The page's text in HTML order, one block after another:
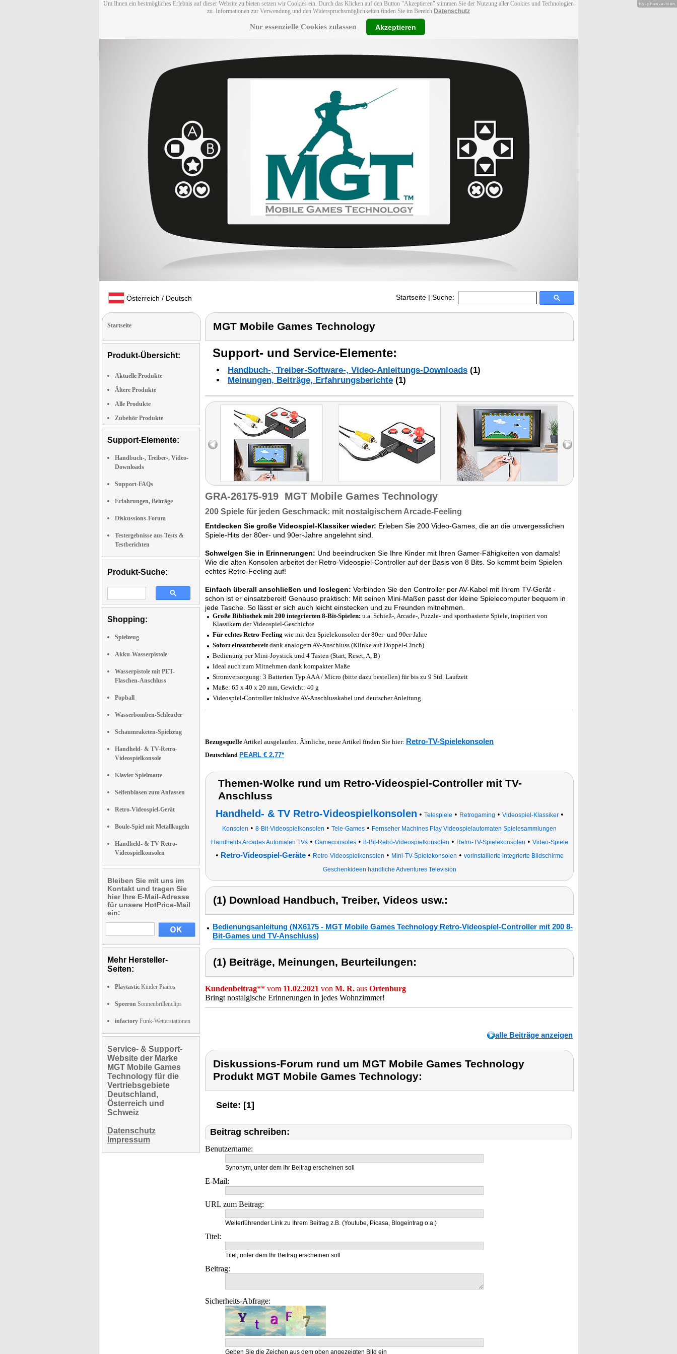
Um Ihnen ein bestmögliches Erlebnis auf dieser Website zu bieten setzen wir Cookies ein. Durch das Klicken auf den Button "Akzeptieren" stimmen Sie der Nutzung aller Cookies und Technologien
zu. Informationen zur Verwendung und den Widerspruchsmöglichkeiten finden Sie im Bereich Datenschutz
Nur essenzielle Cookies zulassen Akzeptieren
Österreich / Deutsch Startseite | Suche:
Startseite
Produkt-Übersicht:
Aktuelle Produkte
Ältere Produkte
Alle Produkte
Zubehör Produkte
Support-Elemente:
Handbuch-, Treiber-, Video-
Downloads
Support-FAQs
Erfahrungen, Beiträge
Diskussions-Forum
Testergebnisse aus Tests &
Testberichten
Produkt-Suche:
Shopping:
Spielzeug
Akku-Wasserpistole
Wasserpistole mit PET-
Flaschen-Anschluss
Popball
Wasserbomben-Schleuder
Schaumraketen-Spielzeug
Handheld- & TV-Retro-
Videospielkonsole
Klavier Spielmatte
Seifenblasen zum Anfassen
Retro-Videospiel-Gerät
Boule-Spiel mit Metallkugeln
Handheld- & TV Retro-
Videospielkonsolen
Bleiben Sie mit uns im
Kontakt und tragen Sie
hier Ihre E-Mail-Adresse
für unsere HotPrice-Mail
ein:
Mehr Hersteller-
Seiten:
Playtastic Kinder Pianos
Speeron Sonnenbrillenclips
infactory Funk-Wetterstationen
Service- & Support-
Website der Marke
MGT Mobile Games
Technology für die
Vertriebsgebiete
Deutschland,
Österreich und
Schweiz
Datenschutz
Impressum
MGT Mobile Games Technology
Support- und Service-Elemente:
Handbuch-, Treiber-Software-, Video-Anleitungs-Downloads (1)
Meinungen, Beiträge, Erfahrungsberichte (1)
GRA-26175-919 MGT Mobile Games Technology
200 Spiele für jeden Geschmack: mit nostalgischem Arcade-Feeling
Entdecken Sie große Videospiel-Klassiker wieder: Erleben Sie 200 Video-Games, die an die unvergesslichen
Spiele-Hits der 80er- und 90er-Jahre angelehnt sind.
Schwelgen Sie in Erinnerungen: Und beeindrucken Sie Ihre Kinder mit Ihren Gamer-Fähigkeiten von damals!
Wie die alten Konsolen arbeitet der Retro-Videospiel-Controller auf der Basis von 8 Bits. So kommt beim Spielen
echtes Retro-Feeling auf!
Einfach überall anschließen und loslegen: Verbinden Sie den Controller per AV-Kabel mit Ihrem TV-Gerät -
schon ist er einsatzbereit! Genauso praktisch: Mit seinen Mini-Maßen passt der kleine Spielecomputer bequem in
jede Tasche. So lässt er sich auch leicht einstecken und zu Freunden mitnehmen.
Große Bibliothek mit 200 integrierten 8-Bit-Spielen: u.a. Schieß-, Arcade-, Puzzle- und sportbasierte Spiele, inspiriert von
Klassikern der Videospiel-Geschichte
Für echtes Retro-Feeling wie mit den Spielekonsolen der 80er- und 90er-Jahre
Sofort einsatzbereitdank analogem AV-Anschluss (Klinke auf Doppel-Cinch)
Bedienung per Mini-Joystick und 4 Tasten (Start, Reset, A, B)
Ideal auch zum Mitnehmen dank kompakter Maße
Stromversorgung: 3 Batterien Typ AAA / Micro (bitte dazu bestellen) für bis zu 9 Std. Laufzeit
Maße: 65 x 40 x 20 mm, Gewicht: 40 g
Videospiel-Controller inklusive AV-Anschlusskabel und deutscher Anleitung
BezugsquelleArtikel ausgelaufen. Ähnliche, neue Artikel finden Sie hier: Retro-TV-Spielekonsolen
Deutschland PEARL € 2,77*
Themen-Wolke rund um Retro-Videospiel-Controller mit TV-
Anschluss
Handheld- & TV Retro-Videospielkonsolen • Telespiele • Retrogaming • Videospiel-Klassiker•
Konsolen • 8-Bit-Videospielkonsolen • Tele-Games • Fernseher Machines Play Videospielautomaten Spielesammlungen
Handhelds Arcades Automaten TVs• Gameconsoles• 8-Bit-Retro-Videospielkonsolen • Retro-TV-Spielekonsolen • Video-Spiele
• Retro-Videospiel-Geräte• Retro-Videospielkonsolen • Mini-TV-Spielekonsolen • vorinstallierte integrierte Bildschirme
Geschenkideen handliche Adventures Television
(1) Download Handbuch, Treiber, Videos usw.:
Bedienungsanleitung (NX6175 - MGT Mobile Games Technology Retro-Videospiel-Controller mit 200 8-
Bit-Games und TV-Anschluss)
(1) Beiträge, Meinungen, Beurteilungen:
Kundenbeitrag** vom 11.02.2021 von M. R. aus Ortenburg
Bringt nostalgische Erinnerungen in jedes Wohnzimmer!
alle Beiträge anzeigen
Diskussions-Forum rund um MGT Mobile Games Technology
Produkt MGT Mobile Games Technology:
Seite: [1]
Beitrag schreiben:
Benutzername:
Synonym, unter dem Ihr Beitrag erscheinen soll
E-Mail:
URL zum Beitrag:
Weiterführender Link zu Ihrem Beitrag z.B. (Youtube, Picasa, Blogeintrag o.a.)
Titel:
Titel, unter dem Ihr Beitrag erscheinen soll
Beitrag:
Sicherheits-Abfrage:
Geben Sie die Zeichen aus dem oben angezeigten Bild ein
Hy-phen-a-tion